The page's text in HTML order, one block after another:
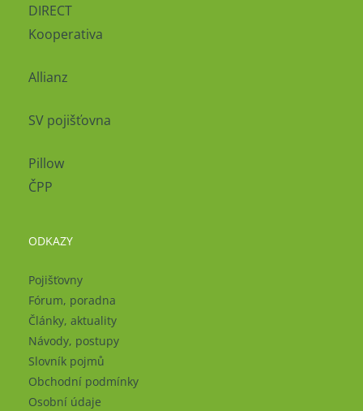
DIRECT
Kooperativa
Allianz
SV pojišťovna
Pillow
ČPP
ODKAZY
Pojišťovny
Fórum, poradna
Články, aktuality
Návody, postupy
Slovník pojmů
Obchodní podmínky
Osobní údaje